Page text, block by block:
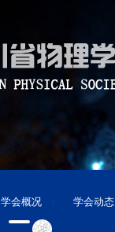
学会概况 学会动态